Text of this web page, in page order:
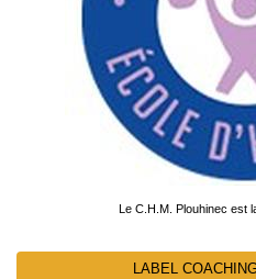
Le C.H.M. Plouhinec est
LABEL